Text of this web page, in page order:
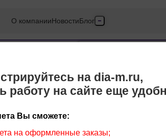
О компанииНовостиБлог
Производители
Технический сервис
Да, верно
Химические реактивы,
препараты, наборы
на dia-m.ru,
работу на сайте еще
Вы сможете:
на оформленные заказы;